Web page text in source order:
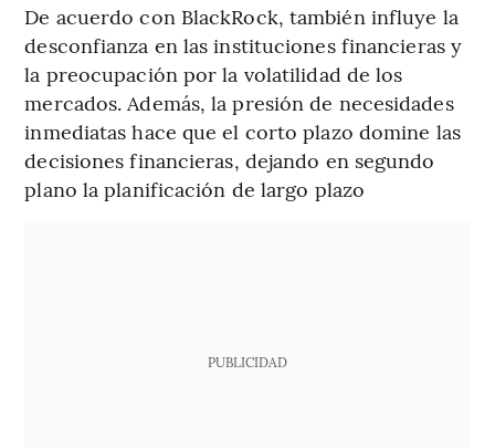
De acuerdo con BlackRock, también influye la
desconfianza en las instituciones financieras y
la preocupación por la volatilidad de los
mercados. Además, la presión de necesidades
inmediatas hace que el corto plazo domine las
decisiones financieras, dejando en segundo
plano la planificación de largo plazo
PUBLICIDAD